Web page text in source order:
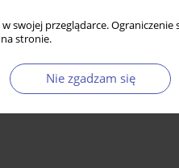
swojej przeglądarce.
stronie.
Nie zgadzam się